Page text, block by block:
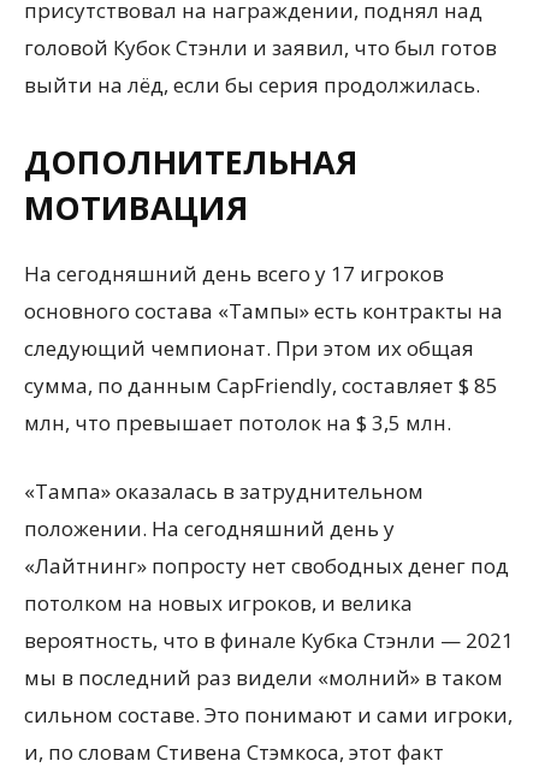
присутствовал на награждении, поднял над
головой Кубок Стэнли и заявил, что был готов
выйти на лёд, если бы серия продолжилась.
ДОПОЛНИТЕЛЬНАЯ
МОТИВАЦИЯ
На сегодняшний день всего у 17 игроков
основного состава «Тампы» есть контракты на
следующий чемпионат. При этом их общая
сумма, по данным CapFriendly, составляет $ 85
млн, что превышает потолок на $ 3,5 млн.
«Тампа» оказалась в затруднительном
положении. На сегодняшний день у
«Лайтнинг» попросту нет свободных денег под
потолком на новых игроков, и велика
вероятность, что в финале Кубка Стэнли — 2021
мы в последний раз видели «молний» в таком
сильном составе. Это понимают и сами игроки,
и, по словам Стивена Стэмкоса, этот факт